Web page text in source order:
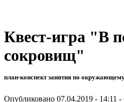
Квест-игра "В
сокровищ"
план-конспект занятия по
Опубликовано 07.04.2019 - 14:11 -